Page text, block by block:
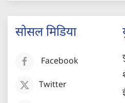
सोसल मिडिया
Facebook
Twitter